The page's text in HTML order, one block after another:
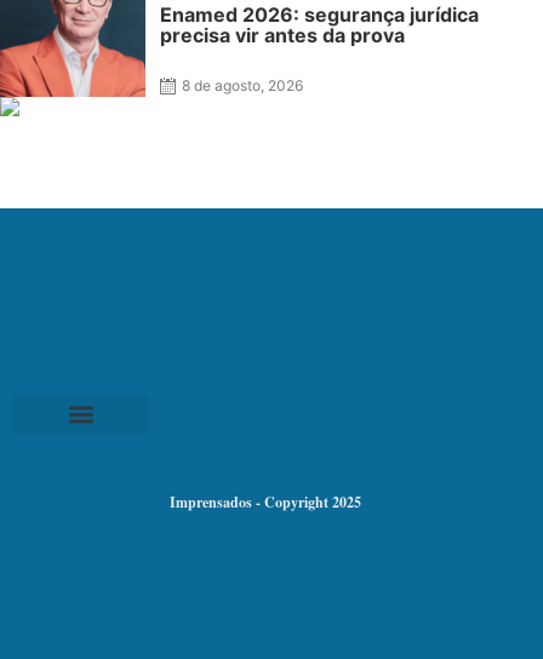
Enamed 2026: segurança jurídica
precisa vir antes da prova
8 de agosto, 2026
Imprensados - Copyright 2025